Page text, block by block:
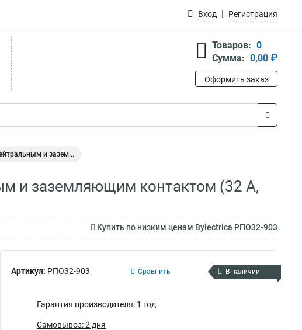
Вход Регистрация
Товаров: 0
Сумма: 0,00 ₽
Оформить заказ
и зазем...
и заземляющим контактом (32 А,
Купить по низким ценам Bylectrica РПО32-903
Артикул: РПО32-903 Сравнить В наличии
Гарантия производителя: 1 год
Самовывоз: 2 дня